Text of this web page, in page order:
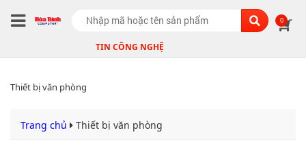
0
Search
TIN CÔNG NGHỆ
Thiết bị văn phòng
Trang chủ Thiết bị văn phòng